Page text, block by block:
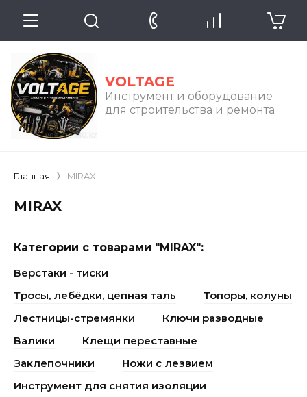
VOLTAGE
Инструмент и оборудование
для строительства и ремонта
Главная MIRAX
MIRAX
Категории с товарами "MIRAX":
Верстаки - тиски
Тросы, лебёдки, цепная таль
Топоры, колуны
Лестницы-стремянки
Ключи разводные
Валики
Клещи переставные
Заклепочники
Ножи с лезвием
Инструмент для снятия изоляции